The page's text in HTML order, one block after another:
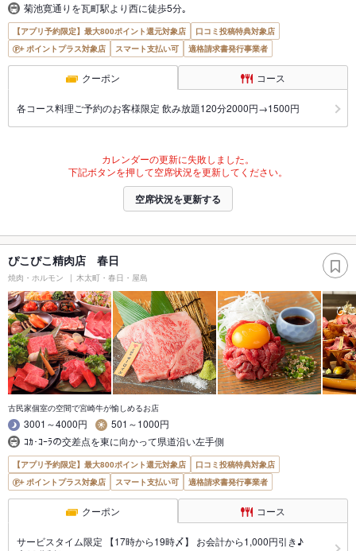
菊池寛通りを瓦町駅より西に徒歩5分｡
【アプリ予約限定】最大800ポイント還元対象店
口コミ投稿特典対象店
ポイントプラス対象店
スマート支払い可 適格請求書発行事業者
クーポン コース
各コース料理ご予約のお客様限定 飲み放題120分2000円→1500円
カレンダーの更新に失敗しました。
下記ボタンを押して空席状況を更新してください。
空席状況を更新する
ぴこぴこ精肉店 春日
焼肉・ホルモン 木太町・春日・屋島
古民家個室の空間で宮崎牛が愉しめるお店
3001～4000円
501～1000円
ｺｶ･ｺｰﾗの交差点を東に向かって県道沿い左手側
【アプリ予約限定】最大800ポイント還元対象店
口コミ投稿特典対象店
ポイントプラス対象店
スマート支払い可 適格請求書発行事業者
クーポン コース
サービスタイム限定 【17時から19時〆】 お会計から1,000円引き♪